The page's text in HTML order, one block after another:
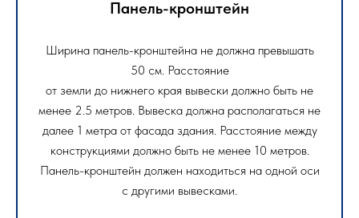
Панель-кронштейн
Ширина панель-кронштейна не должна превышать
50 см. Расстояние
от земли до нижнего края вывески должно быть не
менее 2.5 метров. Вывеска должна располагаться не
далее 1 метра от фасада здания. Расстояние между
конструкциями должно быть не менее 10 метров.
Панель-кронштейн должен находиться на одной оси
с другими вывесками.